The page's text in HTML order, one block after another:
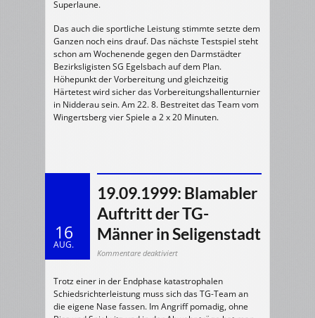
Superlaune.
Das auch die sportliche Leistung stimmte setzte dem
Ganzen noch eins drauf. Das nächste Testspiel steht
schon am Wochenende gegen den Darmstädter
Bezirksligisten SG Egelsbach auf dem Plan.
Höhepunkt der Vorbereitung und gleichzeitig
Härtetest wird sicher das Vorbereitungshallenturnier
in Nidderau sein. Am 22. 8. Bestreitet das Team vom
Wingertsberg vier Spiele a 2 x 20 Minuten.
16
AUG.
19.09.1999: Blamabler
Auftritt der TG-
Männer in Seligenstadt
Kommentare deaktiviertfür
der
TG-
Männer
in
Seligenstadt
Trotz einer in der Endphase katastrophalen
Schiedsrichterleistung muss sich das TG-Team an
die eigene Nase fassen. Im Angriff pomadig, ohne